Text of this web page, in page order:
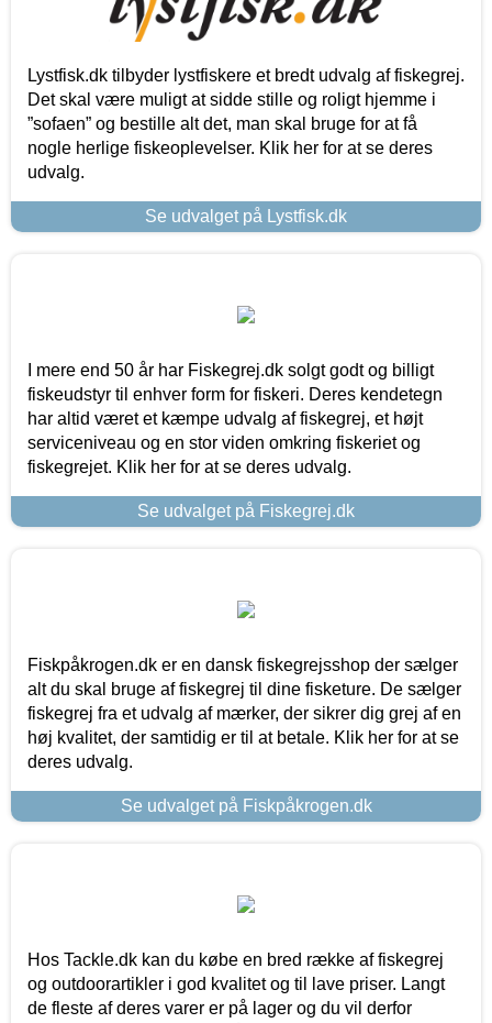
Lystfisk.dk tilbyder lystfiskere et bredt udvalg af fiskegrej.
Det skal være muligt at sidde stille og roligt hjemme i
”sofaen” og bestille alt det, man skal bruge for at få
nogle herlige fiskeoplevelser. Klik her for at se deres
udvalg.
Se udvalget på Lystfisk.dk
I mere end 50 år har Fiskegrej.dk solgt godt og billigt
fiskeudstyr til enhver form for fiskeri. Deres kendetegn
har altid været et kæmpe udvalg af fiskegrej, et højt
serviceniveau og en stor viden omkring fiskeriet og
fiskegrejet. Klik her for at se deres udvalg.
Se udvalget på Fiskegrej.dk
Fiskpåkrogen.dk er en dansk fiskegrejsshop der sælger
alt du skal bruge af fiskegrej til dine fisketure. De sælger
fiskegrej fra et udvalg af mærker, der sikrer dig grej af en
høj kvalitet, der samtidig er til at betale. Klik her for at se
deres udvalg.
Se udvalget på Fiskpåkrogen.dk
Hos Tackle.dk kan du købe en bred række af fiskegrej
og outdoorartikler i god kvalitet og til lave priser. Langt
de fleste af deres varer er på lager og du vil derfor